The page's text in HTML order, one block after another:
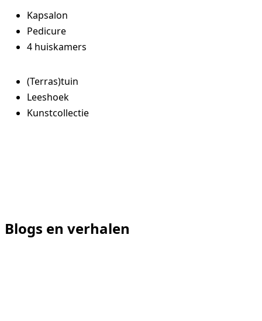
Kapsalon
Pedicure
4 huiskamers
(Terras)tuin
Leeshoek
Kunstcollectie
Blogs en verhalen